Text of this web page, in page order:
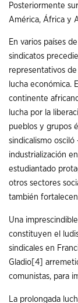
Posteriormente
América, África y
En varios países
sindicatos
representativos
lucha económica.
continente
lucha por la
pueblos y grupos
sindicalismo
industrialización
estudiantado
otros sectores
también
Una
constituyen el
sindicales en
Gladio [4]
comunistas, para
La prolongada